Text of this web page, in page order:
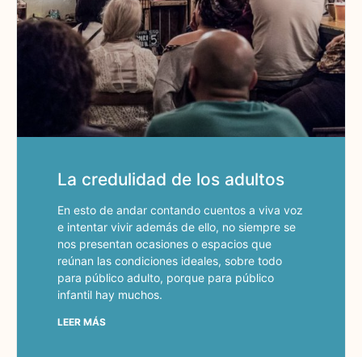
La credulidad de los adultos
En esto de andar contando cuentos a viva voz
e intentar vivir además de ello, no siempre se
nos presentan ocasiones o espacios que
reúnan las condiciones ideales, sobre todo
para público adulto, porque para público
infantil hay muchos.
LEER MÁS